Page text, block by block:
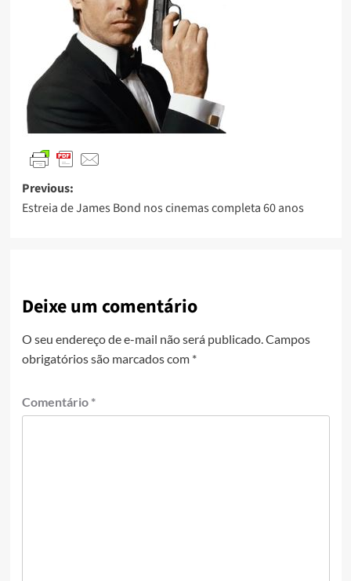
Previous:
Estreia de James Bond nos cinemas completa 60 anos
Deixe um comentário
O seu endereço de e-mail não será publicado. Campos
obrigatórios são marcados com *
Comentário *